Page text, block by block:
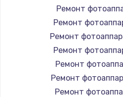
Ремонт
Ремонт
Ремонт
Ремонт
Ремонт
Ремонт
Ремонт